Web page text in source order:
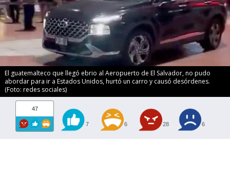
El guatemalteco que llegó ebrio al Aeropuerto de El Salvador, no pudo
abordar para ir a Estados Unidos, hurtó un carro y causó desórdenes.
(Foto: redes sociales)
47
7 6 28 6